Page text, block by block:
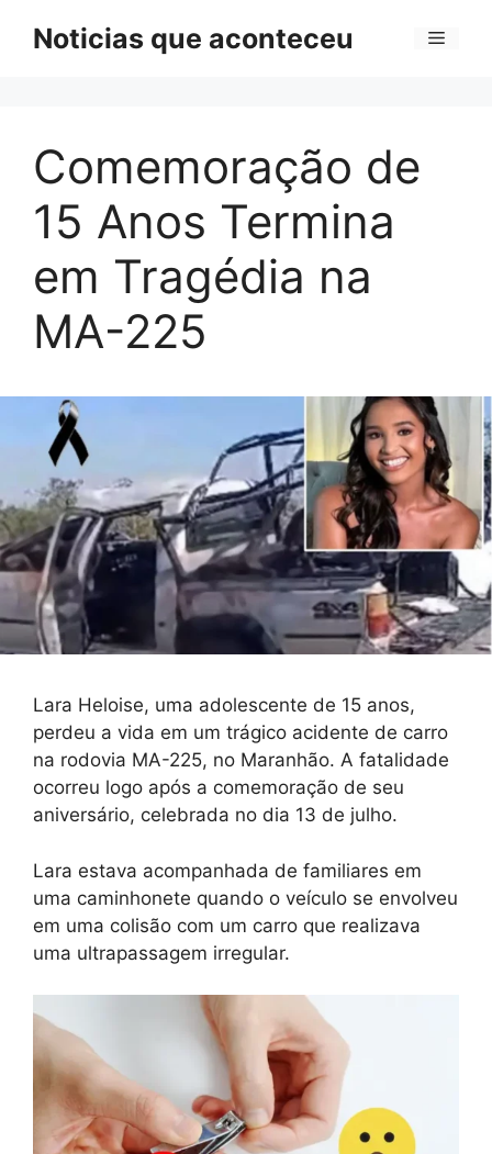
Noticias que aconteceu Menu
Comemoração de
15 Anos Termina
em Tragédia na
MA-225
Lara Heloise, uma adolescente de 15 anos,
perdeu a vida em um trágico acidente de carro
na rodovia MA-225, no Maranhão. A fatalidade
ocorreu logo após a comemoração de seu
aniversário, celebrada no dia 13 de julho.
Lara estava acompanhada de familiares em
uma caminhonete quando o veículo se envolveu
em uma colisão com um carro que realizava
uma ultrapassagem irregular.